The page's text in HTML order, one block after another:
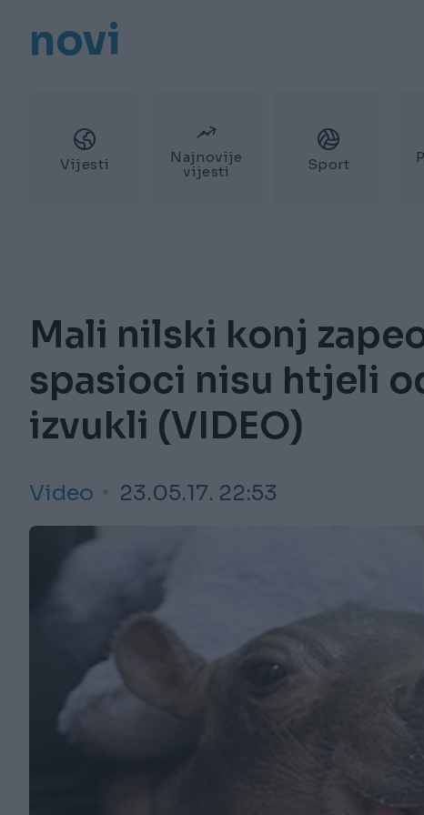
novi
Vijesti
Najnovije
vijesti
Sport
Mali nilski konj
spasioci nisu htjeli
izvukli (VIDEO)
Video 23.05.17. 22:53